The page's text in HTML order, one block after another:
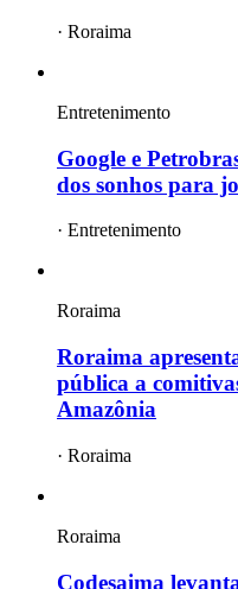
· Roraima
Entretenimento
Google e
dos sonhos para
· Entretenimento
Roraima
Roraima
pública a
Amazônia
· Roraima
Roraima
Codesaima